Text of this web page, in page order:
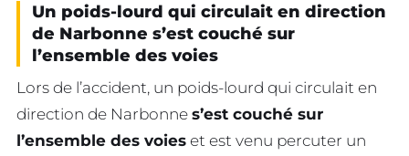
Un poids-lourd qui circulait en direction
de Narbonne s’est couché sur
l’ensemble des voies
Lors de l’accident, un poids-lourd qui circulait en
direction de Narbonne s’est couché sur
l’ensemble des voies et est venu percuter un